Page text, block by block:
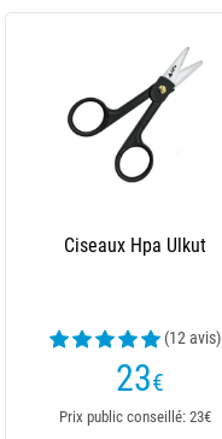
Ciseaux Hpa Ulkut
(12 avis)
23€
Prix public conseillé: 23€